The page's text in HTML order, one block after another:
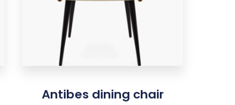
Antibes dining chair